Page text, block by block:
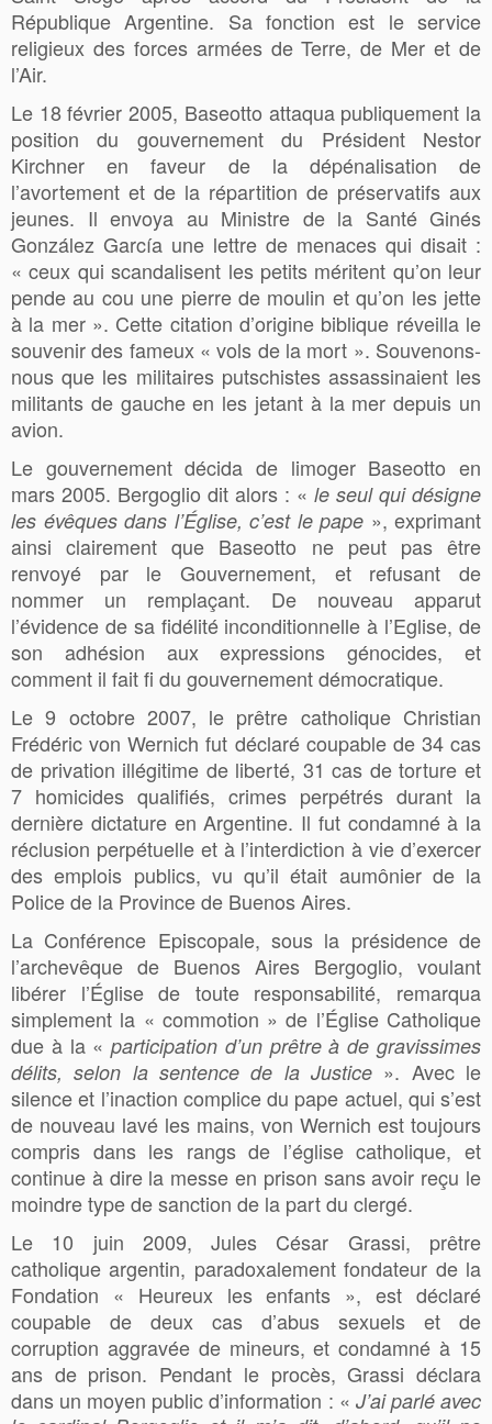
République Argentine. Sa fonction est le service
religieux des forces armées de Terre, de Mer et de
l’Air.
Le 18 février 2005, Baseotto attaqua publiquement la
position du gouvernement du Président Nestor
Kirchner en faveur de la dépénalisation de
l’avortement et de la répartition de préservatifs aux
jeunes. Il envoya au Ministre de la Santé Ginés
González García une lettre de menaces qui disait :
« ceux qui scandalisent les petits méritent qu’on leur
pende au cou une pierre de moulin et qu’on les jette
à la mer ». Cette citation d’origine biblique réveilla le
souvenir des fameux « vols de la mort ». Souvenons-
nous que les militaires putschistes assassinaient les
militants de gauche en les jetant à la mer depuis un
avion.
Le gouvernement décida de limoger Baseotto en
mars 2005. Bergoglio dit alors : « le seul qui désigne
les évêques dans l’Église, c’est le pape », exprimant
ainsi clairement que Baseotto ne peut pas être
renvoyé par le Gouvernement, et refusant de
nommer un remplaçant. De nouveau apparut
l’évidence de sa fidélité inconditionnelle à l’Eglise, de
son adhésion aux expressions génocides, et
comment il fait fi du gouvernement démocratique.
Le 9 octobre 2007, le prêtre catholique Christian
Frédéric von Wernich fut déclaré coupable de 34 cas
de privation illégitime de liberté, 31 cas de torture et
7 homicides qualifiés, crimes perpétrés durant la
dernière dictature en Argentine. Il fut condamné à la
réclusion perpétuelle et à l’interdiction à vie d’exercer
des emplois publics, vu qu’il était aumônier de la
Police de la Province de Buenos Aires.
La Conférence Episcopale, sous la présidence de
l’archevêque de Buenos Aires Bergoglio, voulant
libérer l’Église de toute responsabilité, remarqua
simplement la « commotion » de l’Église Catholique
due à la « participation d’un prêtre à de gravissimes
délits, selon la sentence de la Justice ». Avec le
silence et l’inaction complice du pape actuel, qui s’est
de nouveau lavé les mains, von Wernich est toujours
compris dans les rangs de l’église catholique, et
continue à dire la messe en prison sans avoir reçu le
moindre type de sanction de la part du clergé.
Le 10 juin 2009, Jules César Grassi, prêtre
catholique argentin, paradoxalement fondateur de la
Fondation « Heureux les enfants », est déclaré
coupable de deux cas d’abus sexuels et de
corruption aggravée de mineurs, et condamné à 15
ans de prison. Pendant le procès, Grassi déclara
dans un moyen public d’information : « J’ai parlé avec